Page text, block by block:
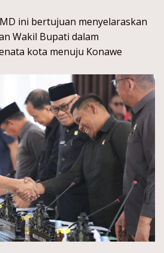
ini bertujuan menyelaraskan
Wakil Bupati dalam
kota menuju Konawe